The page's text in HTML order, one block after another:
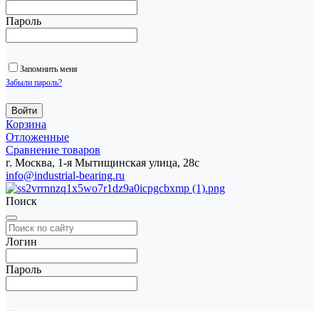
Пароль
Запомнить меня
Забыли пароль?
Корзина
Отложенные
Сравнение товаров
г. Москва, 1-я Мытищинская улица, 28с
info@industrial-bearing.ru
Поиск
Логин
Пароль